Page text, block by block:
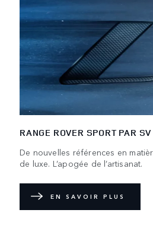
RANGE ROVER SPORT PAR
De nouvelles références en
de luxe. L’apogée de l’artisanat.
EN SAVOIR PLUS